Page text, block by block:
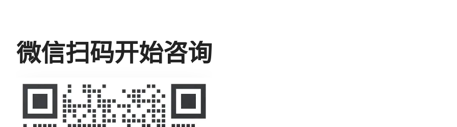
微信扫码开始咨询